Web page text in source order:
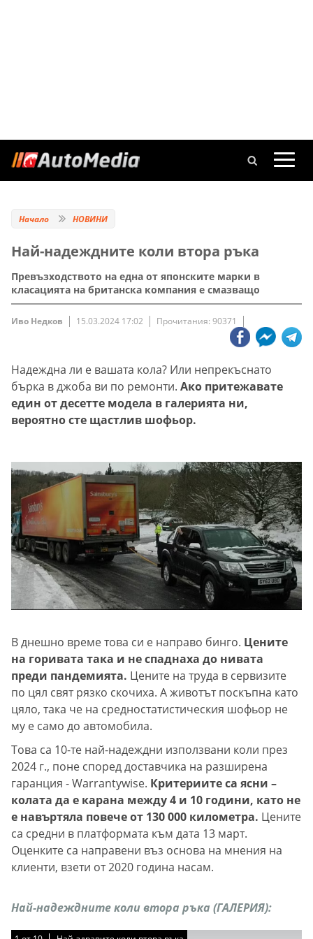
Начало НОВИНИ
Най-надеждните коли втора ръка
Превъзходството на една от японските марки в
класацията на британска компания е смазващо
Иво Недков 15.03.2024 17:02 Прочитания: 90371
Надеждна ли е вашата кола? Или непрекъснато
бърка в джоба ви по ремонти. Ако притежавате
един от десетте модела в галерията ни,
вероятно сте щастлив шофьор.
В днешно време това си е направо бинго. Цените
на горивата така и не спаднаха до нивата
преди пандемията. Цените на труда в сервизите
по цял свят рязко скочиха. А животът поскъпна като
цяло, така че на средностатистическия шофьор не
му е само до автомобила.
Това са 10-те най-надеждни използвани коли през
2024 г., поне според доставчика на разширена
гаранция - Warrantywise. Критериите са ясни –
колата да е карана между 4 и 10 години, като не
е навъртяла повече от 130 000 километра. Цените
са средни в платформата към дата 13 март.
Оценките са направени въз основа на мнения на
клиенти, взети от 2020 година насам.
Най-надеждните коли втора ръка (ГАЛЕРИЯ):